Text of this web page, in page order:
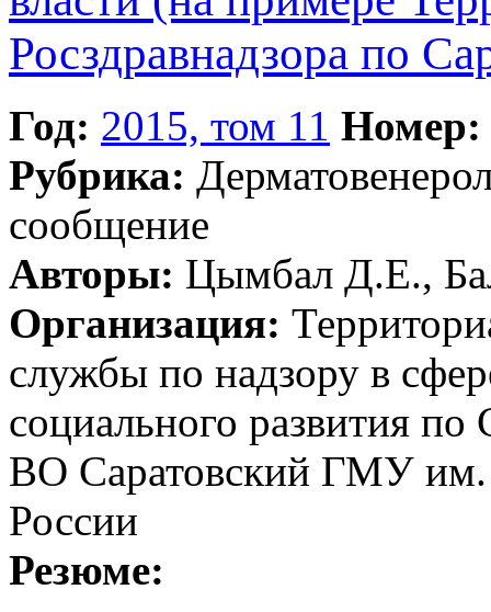
Росздравнадзора по
Год: 2015, том 11 Номер:
Рубрика:
сообщение
Авторы: Цымбал Д.Е.,
Организация:
службы по надзору в
социального развития
ВО Саратовский ГМУ им.
России
Резюме: